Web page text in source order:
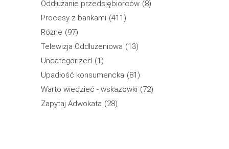
Oddłużanie przedsiębiorców (8)
Procesy z bankami (411)
Różne (97)
Telewizja Oddłużeniowa (13)
Uncategorized (1)
Upadłość konsumencka (81)
Warto wiedzieć - wskazówki (72)
Zapytaj Adwokata (28)